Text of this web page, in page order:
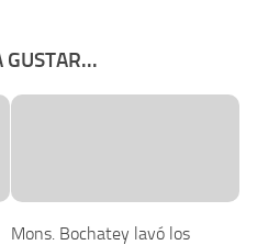
Mons. Bochatey lavó los